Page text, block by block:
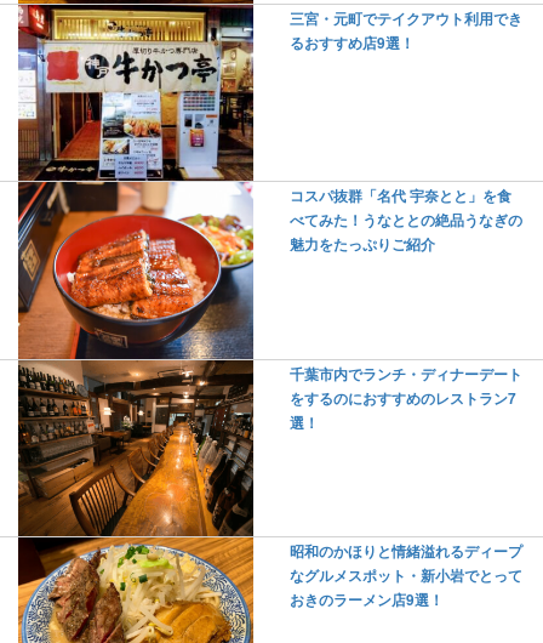
三宮・元町でテイクアウト利用でき
るおすすめ店9選！
コスパ抜群「名代 宇奈とと」を食
べてみた！うなととの絶品うなぎの
魅力をたっぷりご紹介
千葉市内でランチ・ディナーデート
をするのにおすすめのレストラン7
選！
昭和のかほりと情緒溢れるディープ
なグルメスポット・新小岩でとって
おきのラーメン店9選！